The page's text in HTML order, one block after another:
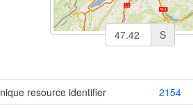
S
resource identifier 2154